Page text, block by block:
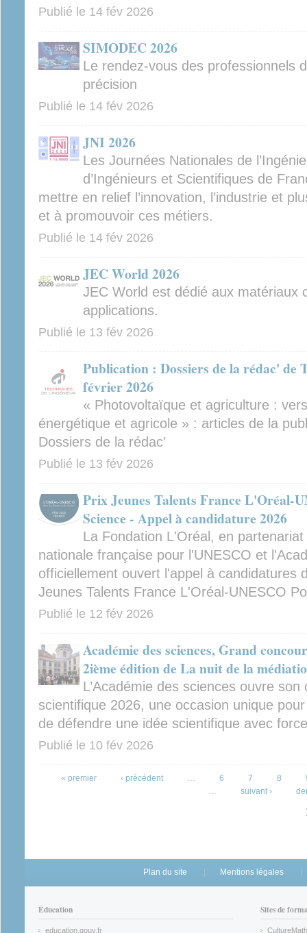
Publié le 14 fév 2026
SIMODEC 2026
Le rendez-vous des professionnels
précision
Publié le 14 fév 2026
JNI 2026
Les Journées Nationales de
d’Ingénieurs et Scientifiques de
mettre en relief l’innovation, l’industrie et
et à promouvoir ces métiers.
Publié le 14 fév 2026
JEC World 2026
JEC World est dédié aux matériaux
applications.
Publié le 13 fév 2026
Publication : Dossiers de la rédac' de
février 2026
« Photovoltaïque et agriculture :
énergétique et agricole » : articles de la
Dossiers de la rédac’
Publié le 13 fév 2026
Prix Jeunes Talents France L'Oréal-
Science - Appel à candidature 2026
La Fondation L'Oréal, en
nationale française pour l'UNESCO et
officiellement ouvert l'appel à candidatures
Jeunes Talents France L'Oréal-UNESCO
Publié le 12 fév 2026
Académie des sciences, Grand
2ième édition de La nuit de la
L’Académie des sciences ouvre son
scientifique 2026, une occasion unique
de défendre une idée scientifique avec
Publié le 10 fév 2026
Pages« premier ‹ précédent … 6 7 8
…
suivant ›
Plan du site Mentions légales
Éducation
education.gouv.fr
Sites de
CultureMath